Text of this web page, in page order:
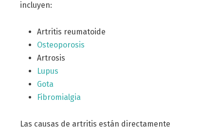
incluyen:
Artritis reumatoide
Osteoporosis
Artrosis
Lupus
Gota
Fibromialgia
Las causas de artritis están directamente